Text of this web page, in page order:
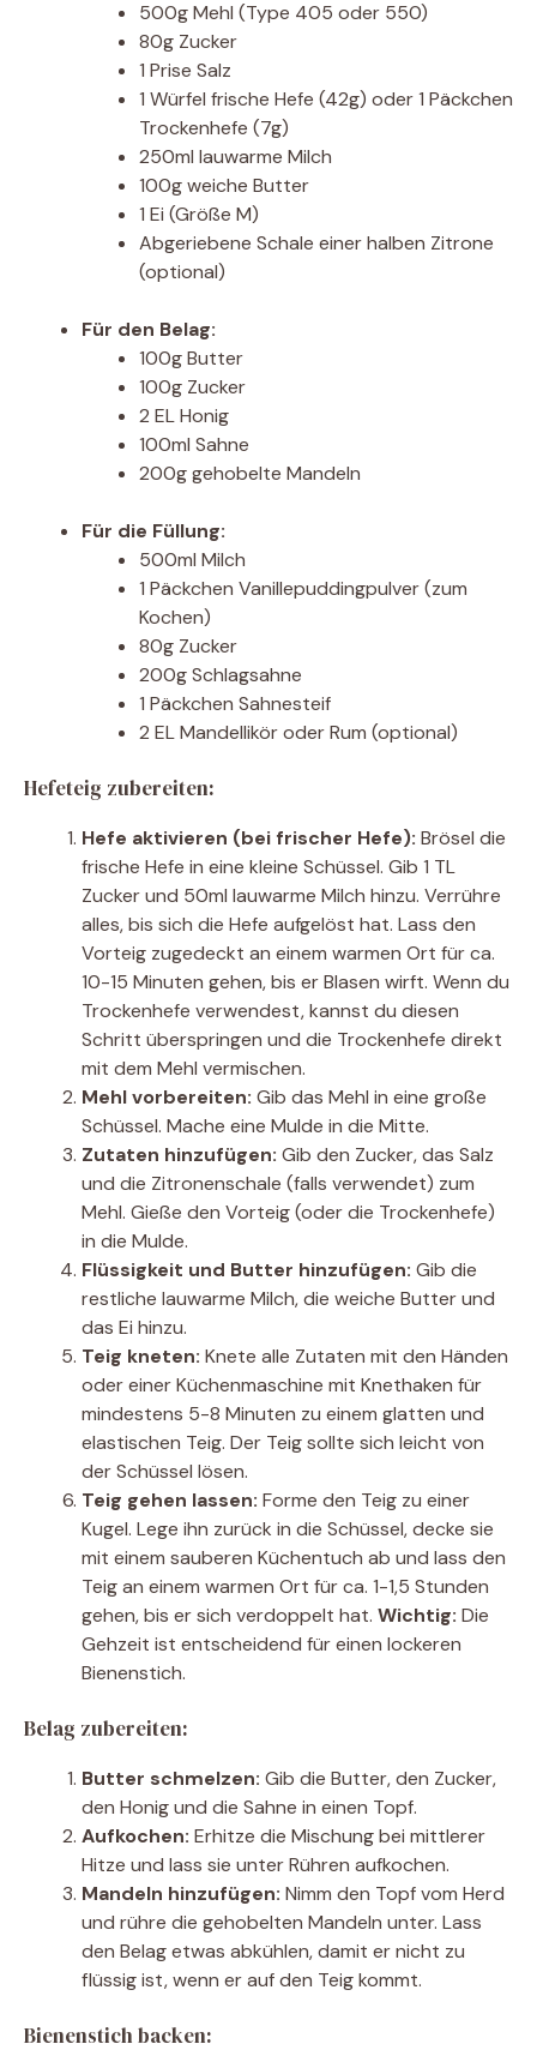
500g Mehl (Type 405 oder 550)
80g Zucker
1 Prise Salz
1 Würfel frische Hefe (42g) oder 1 Päckchen
Trockenhefe (7g)
250ml lauwarme Milch
100g weiche Butter
1 Ei (Größe M)
Abgeriebene Schale einer halben Zitrone
(optional)
Für den Belag:
100g Butter
100g Zucker
2 EL Honig
100ml Sahne
200g gehobelte Mandeln
Für die Füllung:
500ml Milch
1 Päckchen Vanillepuddingpulver (zum
Kochen)
80g Zucker
200g Schlagsahne
1 Päckchen Sahnesteif
2 EL Mandellikör oder Rum (optional)
Hefeteig zubereiten:
Hefe aktivieren (bei frischer Hefe): Brösel die
frische Hefe in eine kleine Schüssel. Gib 1 TL
Zucker und 50ml lauwarme Milch hinzu. Verrühre
alles, bis sich die Hefe aufgelöst hat. Lass den
Vorteig zugedeckt an einem warmen Ort für ca.
10-15 Minuten gehen, bis er Blasen wirft. Wenn du
Trockenhefe verwendest, kannst du diesen
Schritt überspringen und die Trockenhefe direkt
mit dem Mehl vermischen.
Mehl vorbereiten: Gib das Mehl in eine große
Schüssel. Mache eine Mulde in die Mitte.
Zutaten hinzufügen: Gib den Zucker, das Salz
und die Zitronenschale (falls verwendet) zum
Mehl. Gieße den Vorteig (oder die Trockenhefe)
in die Mulde.
Flüssigkeit und Butter hinzufügen: Gib die
restliche lauwarme Milch, die weiche Butter und
das Ei hinzu.
Teig kneten: Knete alle Zutaten mit den Händen
oder einer Küchenmaschine mit Knethaken für
mindestens 5-8 Minuten zu einem glatten und
elastischen Teig. Der Teig sollte sich leicht von
der Schüssel lösen.
Teig gehen lassen: Forme den Teig zu einer
Kugel. Lege ihn zurück in die Schüssel, decke sie
mit einem sauberen Küchentuch ab und lass den
Teig an einem warmen Ort für ca. 1-1,5 Stunden
gehen, bis er sich verdoppelt hat. Wichtig: Die
Gehzeit ist entscheidend für einen lockeren
Bienenstich.
Belag zubereiten:
Butter schmelzen: Gib die Butter, den Zucker,
den Honig und die Sahne in einen Topf.
Aufkochen: Erhitze die Mischung bei mittlerer
Hitze und lass sie unter Rühren aufkochen.
Mandeln hinzufügen: Nimm den Topf vom Herd
und rühre die gehobelten Mandeln unter. Lass
den Belag etwas abkühlen, damit er nicht zu
flüssig ist, wenn er auf den Teig kommt.
Bienenstich backen: